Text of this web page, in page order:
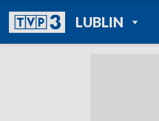
LUBLINPOWRÓT DO
TVP REGIONY